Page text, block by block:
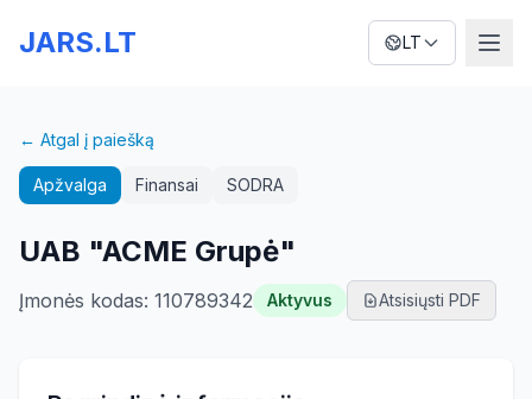
JARS.LT LT
← Atgal į paiešką
Apžvalga Finansai SODRA
UAB "ACME Grupė"
Įmonės kodas: 110789342 Aktyvus Atsisiųsti PDF